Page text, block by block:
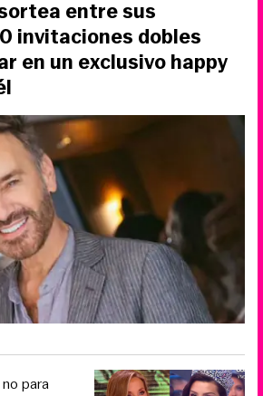
entre sus
invitaciones dobles
en un exclusivo happy
para